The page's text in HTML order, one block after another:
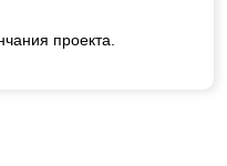
проекта.